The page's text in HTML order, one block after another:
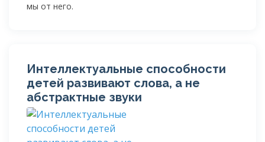
мы от него.
Интеллектуальные способности
детей развивают слова, а не
абстрактные звуки